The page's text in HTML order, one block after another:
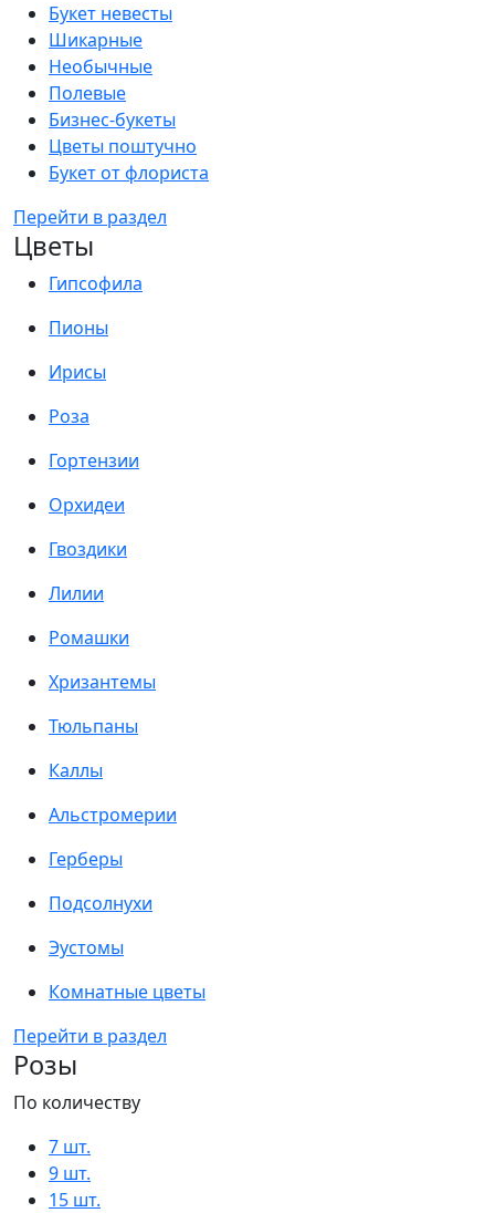
Букет невесты
Шикарные
Необычные
Полевые
Бизнес-букеты
Цветы поштучно
Букет от флориста
Перейти в раздел
Цветы
Гипсофила
Пионы
Ирисы
Роза
Гортензии
Орхидеи
Гвоздики
Лилии
Ромашки
Хризантемы
Тюльпаны
Каллы
Альстромерии
Герберы
Подсолнухи
Эустомы
Комнатные цветы
Перейти в раздел
Розы
По количеству
7 шт.
9 шт.
15 шт.